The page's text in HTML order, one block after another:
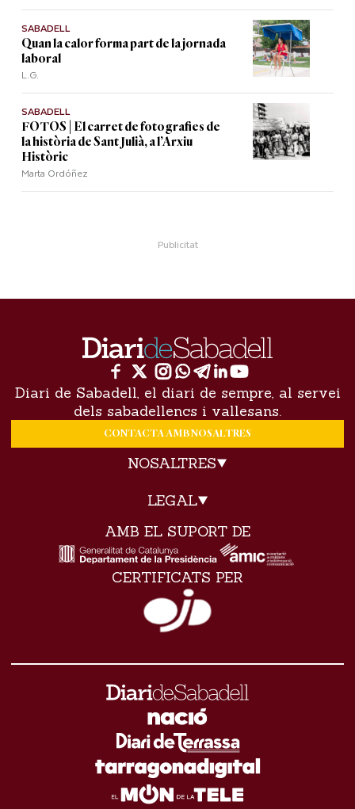
SABADELL
Quan la calor forma part de la jornada
laboral
L.G.
SABADELL
FOTOS | El carret de fotografies de
la història de Sant Julià, a l’Arxiu
Històric
Marta Ordóñez
Diari de Sabadell, el diari de sempre, al servei
dels sabadellencs i vallesans.
CONTACTA AMB NOSALTRES
NOSALTRES
LEGAL
AMB EL SUPORT DE
CERTIFICATS PER